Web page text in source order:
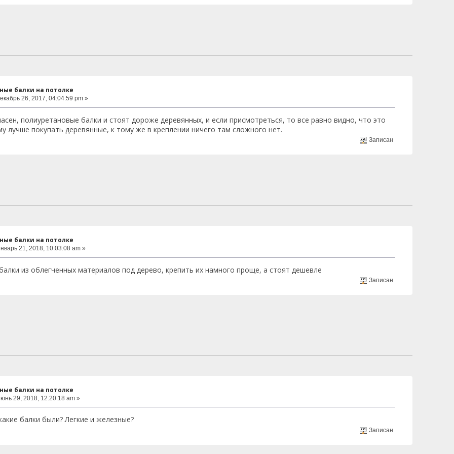
балки на потолке
26, 2017, 04:04:59 pm »
полиуретановые балки и стоят дороже деревянных, и если присмотреться, то все равно видно, что это
лучше покупать деревянные, к тому же в креплении ничего там сложного нет.
Записан
балки на потолке
21, 2018, 10:03:08 am »
из облегченных материалов под дерево, крепить их намного проще, а стоят дешевле
Записан
балки на потолке
29, 2018, 12:20:18 am »
балки были? Легкие и железные?
Записан